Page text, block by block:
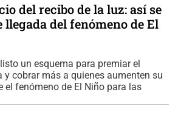
del recibo de la luz: así se
del fenómeno de El
un esquema para premiar el
y cobrar más a quienes aumenten su
el fenómeno de El Niño para las